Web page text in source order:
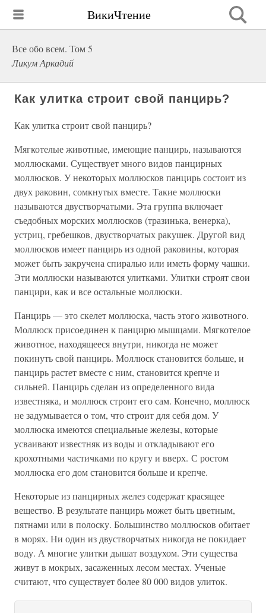
ВикиЧтение
Все обо всем. Том 5
Ликум Аркадий
Как улитка строит свой панцирь?
Как улитка строит свой панцирь?
Мягкотелые животные, имеющие панцирь, называются
моллюсками. Существует много видов панцирных
моллюсков. У некоторых моллюсков панцирь состоит из
двух раковин, сомкнутых вместе. Такие моллюски
называются двустворчатыми. Эта группа включает
съедобных морских моллюсков (тразинька, венерка),
устриц, гребешков, двустворчатых ракушек. Другой вид
моллюсков имеет панцирь из одной раковины, которая
может быть закручена спиралью или иметь форму чашки.
Эти моллюски называются улитками. Улитки строят свои
панцири, как и все остальные моллюски.
Панцирь — это скелет моллюска, часть этого животного.
Моллюск присоединен к панцирю мышцами. Мягкотелое
животное, находящееся внутри, никогда не может
покинуть свой панцирь. Моллюск становится больше, и
панцирь растет вместе с ним, становится крепче и
сильней. Панцирь сделан из определенного вида
известняка, и моллюск строит его сам. Конечно, моллюск
не задумывается о том, что строит для себя дом. У
моллюска имеются специальные железы, которые
усваивают известняк из воды и откладывают его
крохотными частичками по кругу и вверх. С ростом
моллюска его дом становится больше и крепче.
Некоторые из панцирных желез содержат красящее
вещество. В результате панцирь может быть цветным,
пятнами или в полоску. Большинство моллюсков обитает
в морях. Ни один из двустворчатых никогда не покидает
воду. А многие улитки дышат воздухом. Эти существа
живут в мокрых, засаженных лесом местах. Ученые
считают, что существует более 80 000 видов улиток.